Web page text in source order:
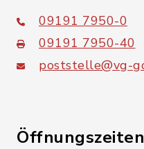
09191 7950-0
09191 7950-40
poststelle@vg-
Öffnungszeiten